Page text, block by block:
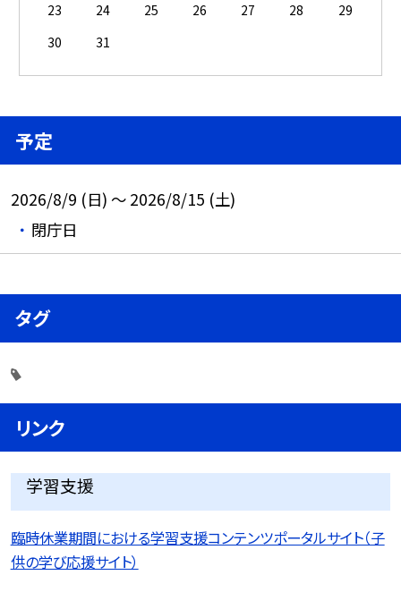
23
24 25 26 27 28
29
30
31
予定
2026/8/9 (日) ～ 2026/8/15 (土)
閉庁日
タグ
リンク
学習支援
臨時休業期間における学習支援コンテンツポータルサイト（子
供の学び応援サイト）